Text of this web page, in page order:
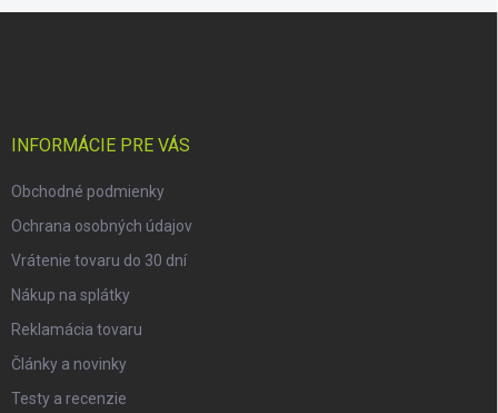
INFORMÁCIE PRE VÁS
Obchodné podmienky
Ochrana osobných údajov
Vrátenie tovaru do 30 dní
Nákup na splátky
Reklamácia tovaru
Články a novinky
Testy a recenzie